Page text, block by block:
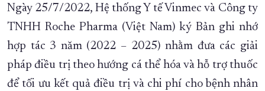
XÂY DỰNG NÔNG THÔN MỚI LỊCH CẮT ĐIỆN
TÀU - XE - MÁY BAY
KỶ NIỆM 370 NĂM XÂY DỰNG VÀ PHÁT TRIỂN TỈNH KHÁNH HÒA
KHOẢNH KHẮC ĐẸP XỨ TRẦM
XÂY DỰNG KHÁNH HÒA TRỞ THÀNH THÀNH PHỐ TRỰC THUỘC
Ngày 25/7/2022, Hệ thống Y tế Vinmec và Công ty
TNHH Roche Pharma (Việt Nam) ký Bản ghi nhớ
hợp tác 3 năm (2022 – 2025) nhằm đưa các giải
pháp điều trị theo hướng cá thể hóa và hỗ trợ thuốc
để tối ưu kết quả điều trị và chi phí cho bệnh nhân